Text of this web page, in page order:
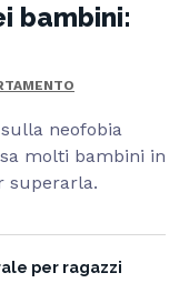
bambini:
neofobia
molti bambini in
superarla.
per ragazzi